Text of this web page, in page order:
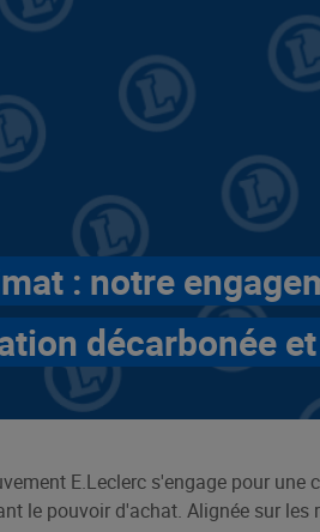
: notre
décarbonée
E.Leclerc s'engage pour une
le pouvoir d'achat. Alignée sur les